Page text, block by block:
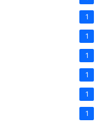
1
1
1
1
1
1